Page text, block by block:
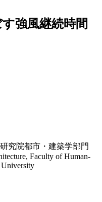
強風継続時間
究院都市・建築学部門
Faculty of Human-